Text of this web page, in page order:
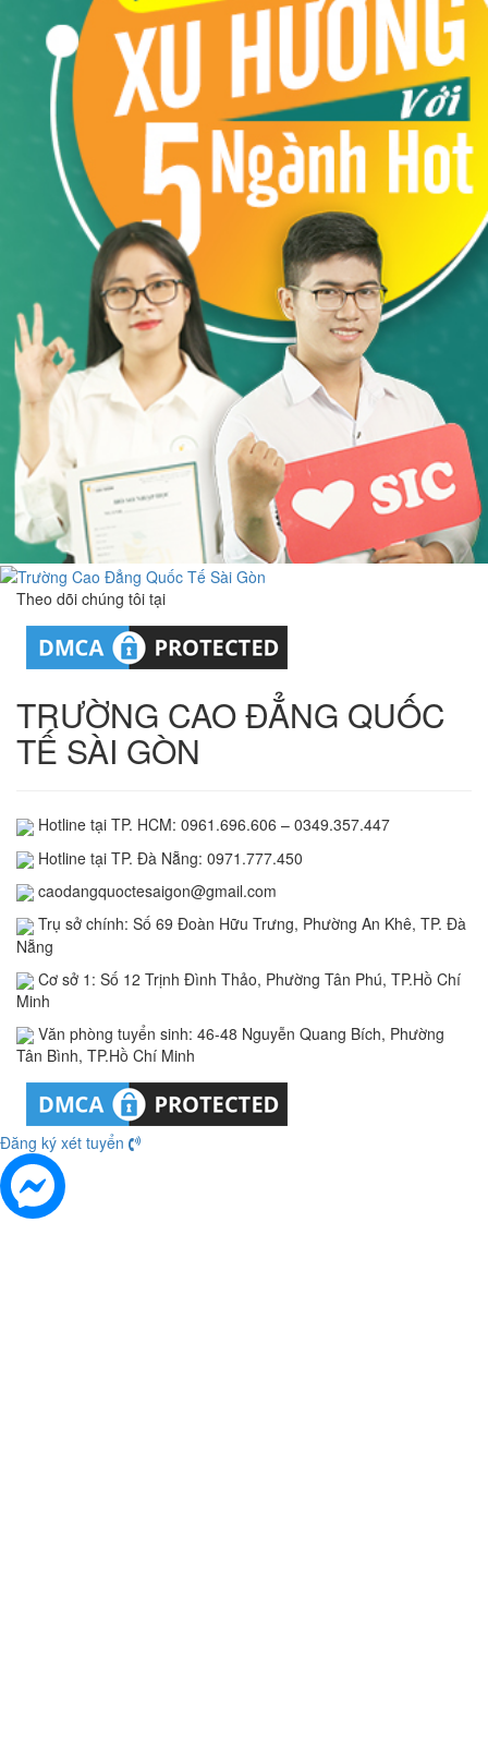
Theo dõi chúng tôi tại
TRƯỜNG CAO ĐẲNG QUỐC
TẾ SÀI GÒN
Hotline tại TP. HCM: 0961.696.606 – 0349.357.447
Hotline tại TP. Đà Nẵng: 0971.777.450
caodangquoctesaigon@gmail.com
Trụ sở chính: Số 69 Đoàn Hữu Trưng, Phường An Khê, TP. Đà
Nẵng
Cơ sở 1: Số 12 Trịnh Đình Thảo, Phường Tân Phú, TP.Hồ Chí
Minh
Văn phòng tuyển sinh: 46-48 Nguyễn Quang Bích, Phường
Tân Bình, TP.Hồ Chí Minh
Đăng ký xét tuyển